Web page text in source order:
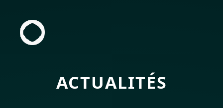
ACTUALITÉS